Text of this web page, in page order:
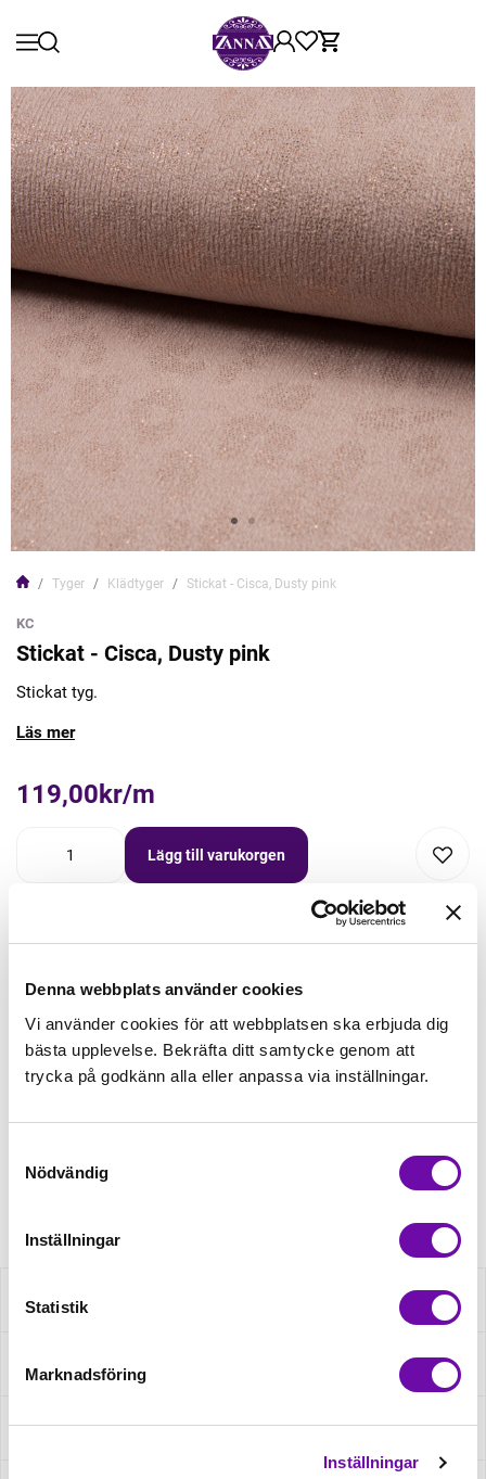
Denna webbplats använder cookies
Vi använder cookies för att webbplatsen ska erbjuda dig
bästa upplevelse. Bekräfta ditt samtycke genom att
trycka på godkänn alla eller anpassa via inställningar.
Nödvändig
Inställningar
Statistik
Marknadsföring
Inställningar
Tyger Klädtyger Stickat - Cisca, Dusty pink
KC
Stickat - Cisca, Dusty pink
Stickat tyg.
Läs mer
119,00kr/m
Lägg till varukorgen
Lägg först önskad mängd i varukorgen,
Tråd matchande +45,00kr
Beskrivning
Fråga om produkt